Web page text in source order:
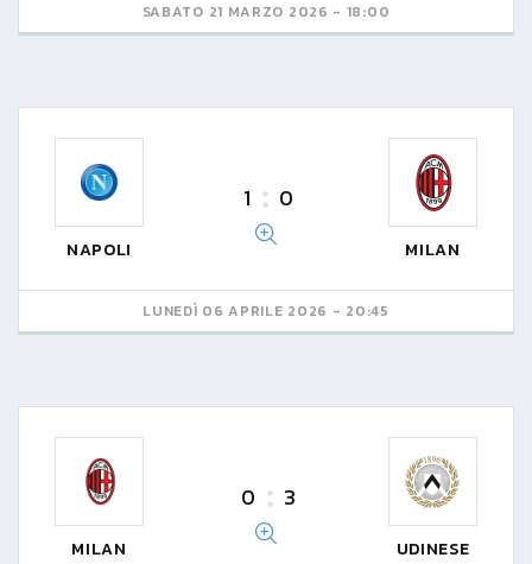
SABATO 21 MARZO 2026 - 18:00
NAPOLI
1 0
MILAN
LUNEDÌ 06 APRILE 2026 - 20:45
MILAN
0 3
UDINESE